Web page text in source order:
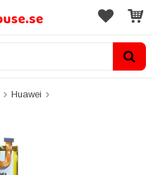
Huawei